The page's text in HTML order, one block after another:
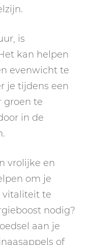
is
kan helpen
evenwicht te
je tijdens een
groen te
in de
vrolijke en
om je
vitaliteit te
nodig?
aan je
of